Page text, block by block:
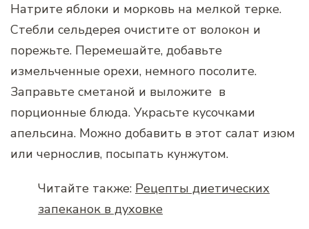
Натрите яблоки и морковь на мелкой терке.
Стебли сельдерея очистите от волокон и
порежьте. Перемешайте, добавьте
измельченные орехи, немного посолите.
Заправьте сметаной и выложите в
порционные блюда. Украсьте кусочками
апельсина. Можно добавить в этот салат изюм
или чернослив, посыпать кунжутом.
Читайте также: Рецепты диетических
запеканок в духовке